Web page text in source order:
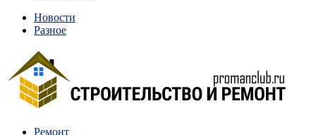
Новости
Разное
Квартиры и дома, в которых живут разные люди, очень
Ремонт